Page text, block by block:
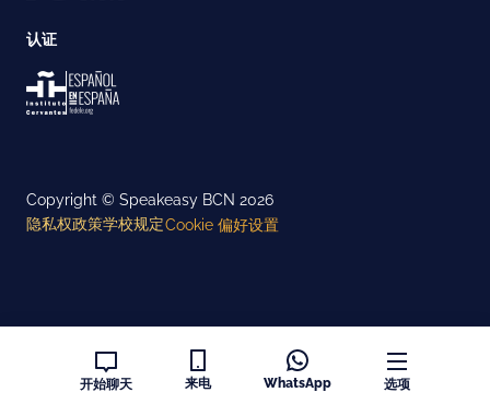
开始聊天 来电 WhatsApp 选项
认证
Copyright © Speakeasy BCN 2026
隐私权政策学校规定Cookie 偏好设置